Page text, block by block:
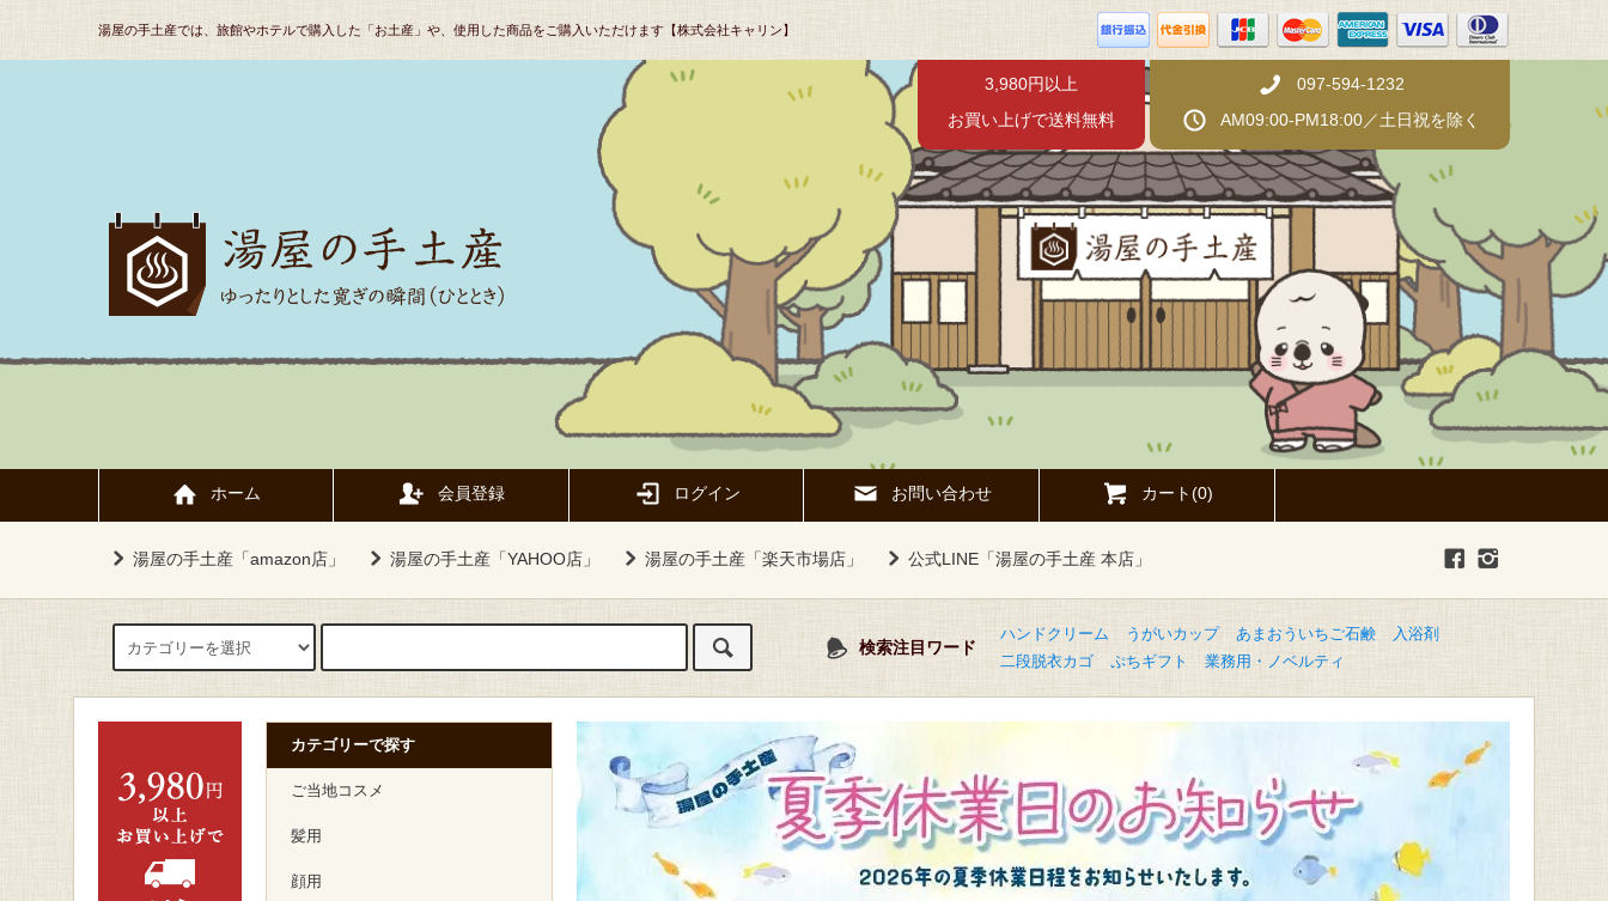
湯屋の手土産では、旅館やホテルで購入した「お土産」や、使用した商品をご購入いただけます【株式会社キャリン】
3,980円以上
お買い上げで送料無料
097-594-1232
AM09:00-PM18:00／土日祝を除く
ホーム 会員登録 ログイン お問い合わせ カート(0)
湯屋の手土産「amazon店」 湯屋の手土産「YAHOO店」 湯屋の手土産「楽天市場店」 公式LINE「湯屋の手土産 本店」
検索注目ワード
ハンドクリーム うがいカップ あまおういちご石鹸
入浴剤
二段脱衣カゴ
ぷちギフト 業務用・ノベルティ
カテゴリーで探す
ご当地コスメ
髪用
顔用